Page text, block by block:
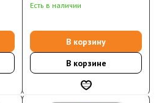
Есть в наличии
В корзину
В корзине